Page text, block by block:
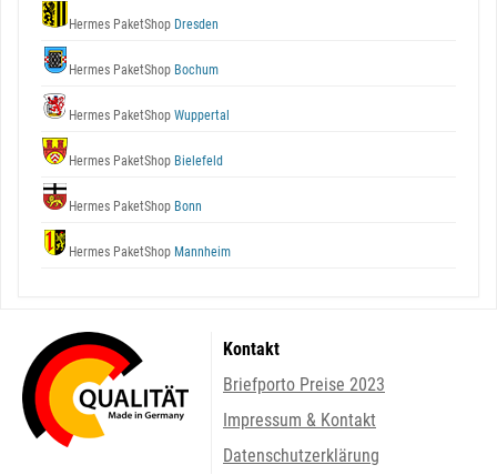
Hermes PaketShop Dresden
Hermes PaketShop Bochum
Hermes PaketShop Wuppertal
Hermes PaketShop Bielefeld
Hermes PaketShop Bonn
Hermes PaketShop Mannheim
Kontakt
Briefporto Preise 2023
Impressum & Kontakt
Datenschutzerklärung